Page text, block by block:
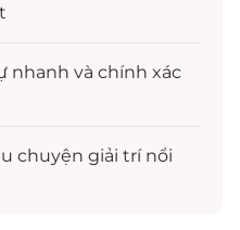
nhanh và chính xác
chuyện giải trínổi